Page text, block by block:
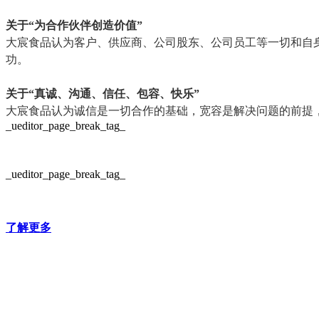
关于“为合作伙伴创造价值”
大宸食品认为客户、供应商、公司股东、公司员工等一切和
功。
关于“真诚、沟通、信任、包容、快乐”
大宸食品认为诚信是一切合作的基础，宽容是解决问题的前
_ueditor_page_break_tag_
_ueditor_page_break_tag_
了解更多